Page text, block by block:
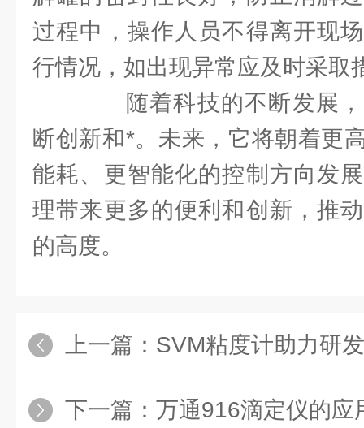
过程中，操作人员不得离开现
行情况，如出现异常应及时采取
随着科技的不断发展，
断创新和*。未来，它将朝着更
能耗、更智能化的控制方向发
理带来更多的便利和创新，推
的高度。
上一篇： SVM粘度计助力研发与
下一篇： 万通916滴定仪的应